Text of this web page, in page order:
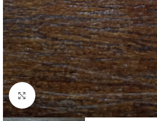
Clique para ampliar